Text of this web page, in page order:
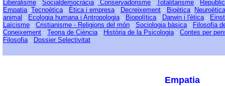
Liberalisme - Socialdemocràcia- Conservadorisme - Totalitarisme -
Empatia-Tecnoètica- Ètica i empresa- Decreixement - Bioètica- Neuroètica
animal - Ecologia humana i Antropologia- Biopolítica- Darwin i l'ètica-
Laïcisme - Cristianisme - Religions del món - Sociologia bàsica- Filosofia
Coneixement - Teoria de Ciència- Història de la Psicologia- Contes per
Filosofia- Dossier Selectivitat
Empatia